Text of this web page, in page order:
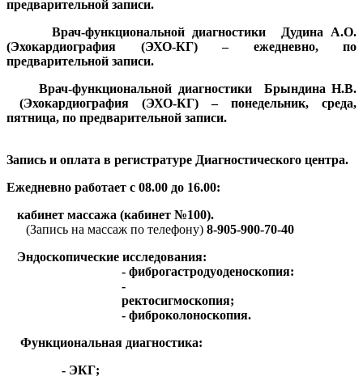
предварительной записи.
Врач-функциональной диагностики Дудина А.О.
(Эхокардиография (ЭХО-КГ) – ежедневно, по
предварительной записи.
Врач-функциональной диагностики Брындина Н.В.
(Эхокардиография (ЭХО-КГ) – понедельник, среда,
пятница, по предварительной записи.
Запись и оплата в регистратуре Диагностического центра.
Ежедневно работает с 08.00 до 16.00:
кабинет массажа (кабинет №100).
(Запись на массаж по телефону) 8-905-900-70-40
Эндоскопические исследования:
- фиброгастродуоденоскопия:
-
ректосигмоскопия;
- фиброколоноскопия.
Функциональная диагностика:
- ЭКГ;